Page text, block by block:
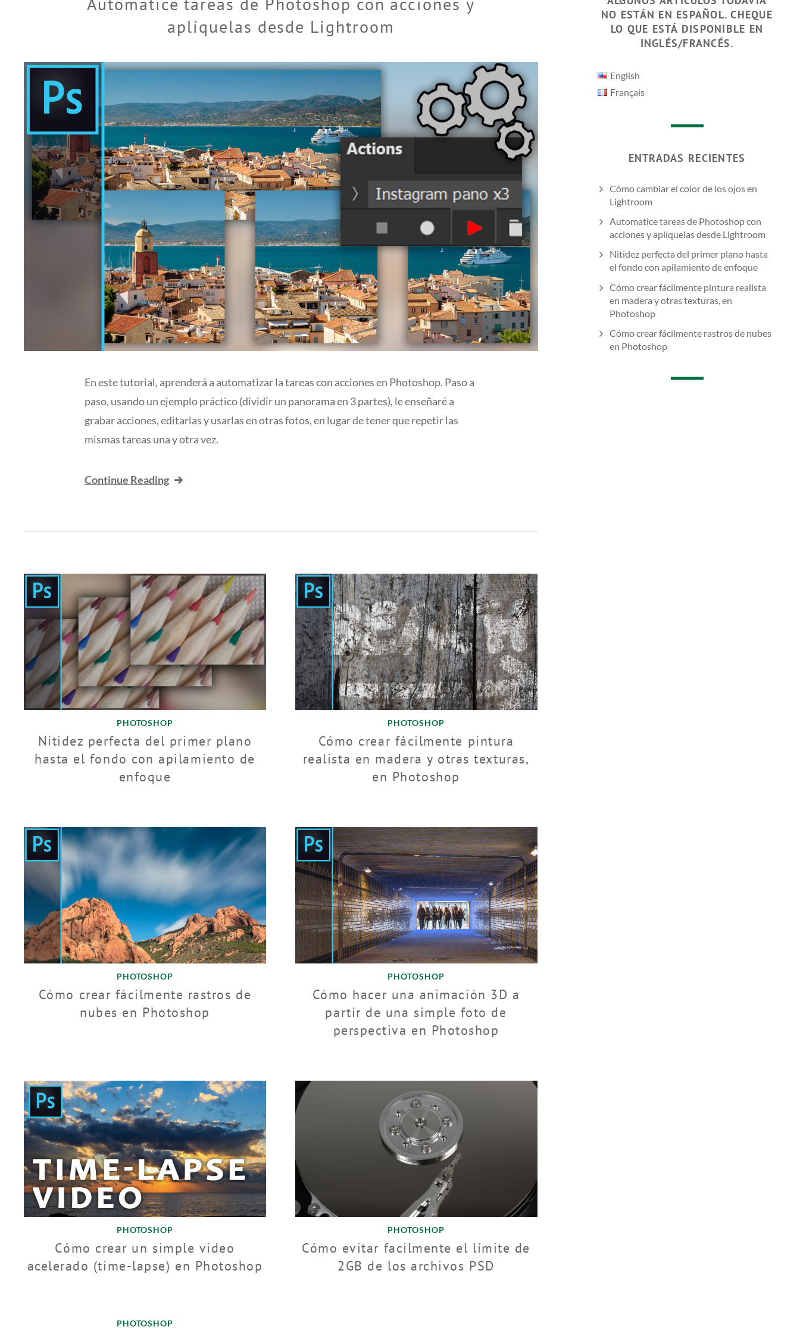
aplíquelas desde Lightroom
En este tutorial, aprenderá a automatizar la tareas con acciones en Photoshop. Paso a
paso, usando un ejemplo práctico (dividir un panorama en 3 partes), le enseñaré a
grabar acciones, editarlas y usarlas en otras fotos, en lugar de tener que repetir las
mismas tareas una y otra vez.
Continue Reading
PHOTOSHOP
Nitidez perfecta del primer plano
hasta el fondo con apilamiento de
enfoque
PHOTOSHOP
Cómo crear fácilmente pintura
realista en madera y otras texturas,
en Photoshop
PHOTOSHOP
Cómo crear fácilmente rastros de
nubes en Photoshop
PHOTOSHOP
Cómo hacer una animación 3D a
partir de una simple foto de
perspectiva en Photoshop
PHOTOSHOP
Cómo crear un simple video
acelerado (time-lapse) en Photoshop
PHOTOSHOP
Cómo evitar facilmente el límite de
2GB de los archivos PSD
PHOTOSHOP
NO ESTÁN EN ESPAÑOL. CHEQUE
LO QUE ESTÁ DISPONIBLE EN
INGLÉS/FRANCÉS.
English
Français
ENTRADAS RECIENTES
Cómo cambiar el color de los ojos en
Lightroom
Automatice tareas de Photoshop con
acciones y aplíquelas desde Lightroom
Nitidez perfecta del primer plano hasta
el fondo con apilamiento de enfoque
Cómo crear fácilmente pintura realista
en madera y otras texturas, en
Photoshop
Cómo crear fácilmente rastros de nubes
en Photoshop